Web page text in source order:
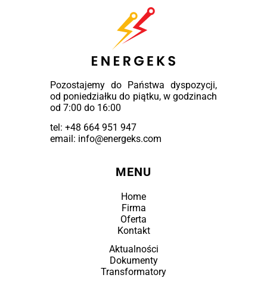
Pozostajemy do Państwa dyspozycji,
od poniedziałku do piątku, w godzinach
od 7:00 do 16:00
tel: +48 664 951 947
email: info@energeks.com
MENU
Home
Firma
Oferta
Kontakt
Aktualności
Dokumenty
Transformatory